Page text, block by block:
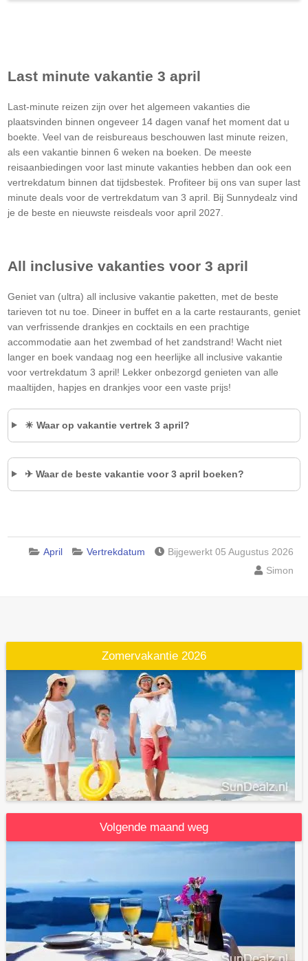
Last minute vakantie 3 april
Last-minute reizen zijn over het algemeen vakanties die
plaatsvinden binnen ongeveer 14 dagen vanaf het moment dat u
boekte. Veel van de reisbureaus beschouwen last minute reizen,
als een vakantie binnen 6 weken na boeken. De meeste
reisaanbiedingen voor last minute vakanties hebben dan ook een
vertrekdatum binnen dat tijdsbestek. Profiteer bij ons van super last
minute deals voor de vertrekdatum van 3 april. Bij Sunnydealz vind
je de beste en nieuwste reisdeals voor april 2027.
All inclusive vakanties voor 3 april
Geniet van (ultra) all inclusive vakantie paketten, met de beste
tarieven tot nu toe. Dineer in buffet en a la carte restaurants, geniet
van verfrissende drankjes en cocktails en een prachtige
accommodatie aan het zwembad of het zandstrand! Wacht niet
langer en boek vandaag nog een heerlijke all inclusive vakantie
voor vertrekdatum 3 april! Lekker onbezorgd genieten van alle
maaltijden, hapjes en drankjes voor een vaste prijs!
☀ Waar op vakantie vertrek 3 april?
✈ Waar de beste vakantie voor 3 april boeken?
April Vertrekdatum
Bijgewerkt 05 Augustus 2026
Simon
Zomervakantie 2026
Volgende maand weg